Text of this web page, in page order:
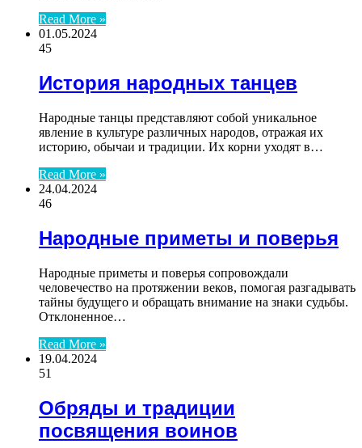
Read More »
01.05.2024
45
История народных танцев
Народные танцы представляют собой уникальное
явление в культуре различных народов, отражая их
историю, обычаи и традиции. Их корни уходят в…
Read More »
24.04.2024
46
Народные приметы и поверья
Народные приметы и поверья сопровождали
человечество на протяжении веков, помогая разгадывать
тайны будущего и обращать внимание на знаки судьбы.
Отклоненное…
Read More »
19.04.2024
51
Обряды и традиции
посвящения воинов